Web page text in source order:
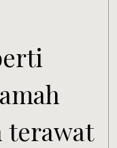
terawat